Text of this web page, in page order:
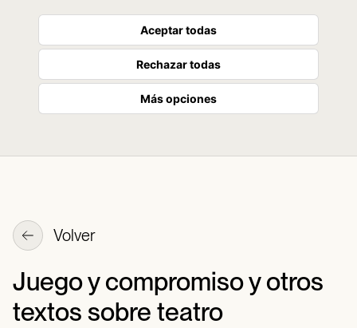
Aceptar todas
Rechazar todas
Más opciones
Volver
Juego y compromiso y otros
textos sobre teatro